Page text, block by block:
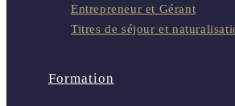
Entrepreneur et Gérant
Titres de séjour et
Formation